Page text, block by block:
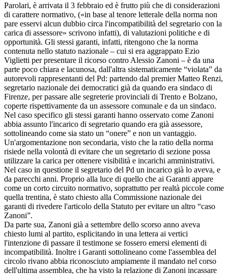
Parolari, è arrivata il 3 febbraio ed è frutto più che di considerazioni
di carattere normativo, («in base al tenore letterale della norma non
pare esservi alcun dubbio circa l'incompatibilità del segretario con la
carica di assessore» scrivono infatti), di valutazioni politiche e di
opportunità. Gli stessi garanti, infatti, ritengono che la norma
contenuta nello statuto nazionale – cui si era aggrappato Ezio
Viglietti per presentare il ricorso contro Alessio Zanoni – è da una
parte poco chiara e lacunosa, dall'altra sistematicamente “violata” da
autorevoli rappresentanti del Pd: partendo dal premier Matteo Renzi,
segretario nazionale dei democratici già da quando era sindaco di
Firenze, per passare alle segreterie provinciali di Trento e Bolzano,
coperte rispettivamente da un assessore comunale e da un sindaco.
Nel caso specifico gli stessi garanti hanno osservato come Zanoni
abbia assunto l'incarico di segretario quando era già assessore,
sottolineando come sia stato un “onere” e non un vantaggio.
Un'argomentazione non secondaria, visto che la ratio della norma
risiede nella volontà di evitare che un segretario di sezione possa
utilizzare la carica per ottenere visibilità e incarichi amministrativi.
Nel caso in questione il segretario del Pd un incarico già lo aveva, e
da parecchi anni. Proprio alla luce di quello che ai Garanti appare
come un corto circuito normativo, soprattutto per realtà piccole come
quella trentina, è stato chiesto alla Commissione nazionale dei
garanti di rivedere l'articolo della Statuto per evitare un altro “caso
Zanoni”.
Da parte sua, Zanoni già a settembre dello scorso anno aveva
chiesto lumi al partito, esplicitando in una lettera ai vertici
l'intenzione di passare il testimone se fossero emersi elementi di
incompatibilità. Inoltre i Garanti sottolineano come l'assemblea del
circolo rivano abbia riconosciuto ampiamente il mandato nel corso
dell'ultima assemblea, che ha visto la relazione di Zanoni incassare